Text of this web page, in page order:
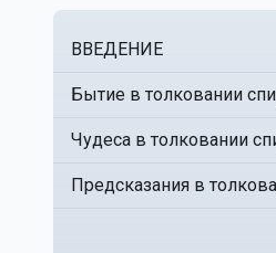
ВВЕДЕНИЕ
Бытие в толковании
Чудеса в толковании
Предсказания в